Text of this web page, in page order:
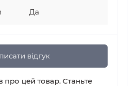
Да
відгук
про цей товар. Станьте